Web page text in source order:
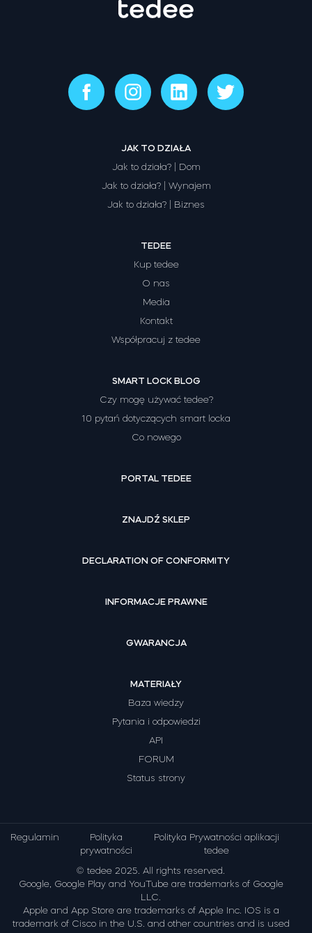
JAK TO DZIAŁA
Jak to działa? | Dom
Jak to działa? | Wynajem
Jak to działa? | Biznes
TEDEE
Kup tedee
O nas
Media
Kontakt
Współpracuj z tedee
SMART LOCK BLOG
Czy mogę używać tedee?
10 pytań dotyczących smart locka
Co nowego
PORTAL TEDEE
ZNAJDŹ SKLEP
DECLARATION OF CONFORMITY
INFORMACJE PRAWNE
GWARANCJA
MATERIAŁY
Baza wiedzy
Pytania i odpowiedzi
API
FORUM
Status strony
Regulamin
Polityka
prywatności
Polityka Prywatności aplikacji
tedee
© tedee 2025. All rights reserved.
Google, Google Play and YouTube are trademarks of Google
LLC.
Apple and App Store are trademarks of Apple Inc. IOS is a
trademark of Cisco in the U.S. and other countries and is used